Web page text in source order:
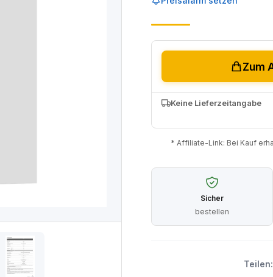
Zum
Keine Lieferzeitangabe
* Affiliate-Link: Bei Kauf
Sicher
bestellen
Teilen: